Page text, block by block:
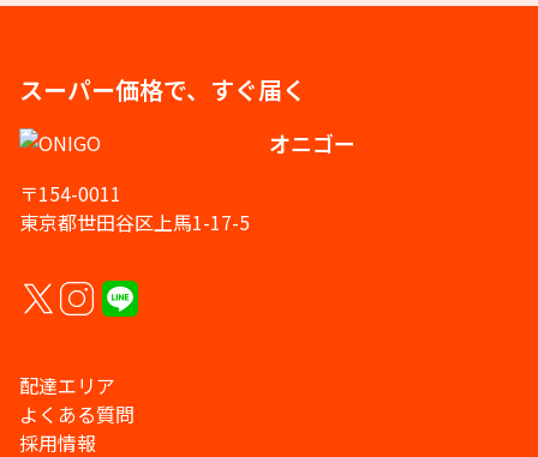
スーパー価格で、すぐ届く
オニゴー
〒154-0011
東京都世田谷区上馬1-17-5
配達エリア
よくある質問
採用情報